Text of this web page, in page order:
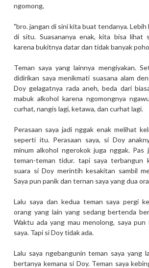
ngomong,
"bro. jangan di sini kita buat tendanya. Lebih
di situ. Suasananya enak, kita bisa lihat
karena bukitnya datar dan tidak banyak
Teman saya yang lainnya mengiyakan.
didirikan saya menikmati suasana alam
Doy gelagatnya rada aneh, beda dari
mabuk alkohol karena ngomongnya
curhat, nangis lagi, ketawa, dan curhat lagi.
Perasaan saya jadi nggak enak melihat
seperti itu. Perasaan saya, si Doy
minum alkohol ngerokok juga nggak. Pas
teman-teman tidur. tapi saya terbangun
suara si Doy merintih kesakitan sambil
Saya pun panik dan ternan saya yang dua
Lalu saya dan kedua teman saya pergi
orang yang lain yang sedang bertenda
Waktu ada yang mau menolong, saya
saya. Tapi si Doy tidak ada.
Lalu saya ngebangunin teman saya yang
bertanya kemana si Doy. Teman saya